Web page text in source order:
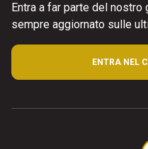
Entra a far parte del
sempre aggiornato sulle
ENTRA NEL